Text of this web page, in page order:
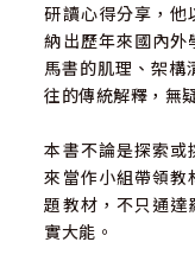
研讀心得分享，他
納出歷年來國內外
馬書的肌理、架構
往的傳統解釋，無
本書不論是探索或
來當作小組帶領教
題教材，不只通達
實大能。